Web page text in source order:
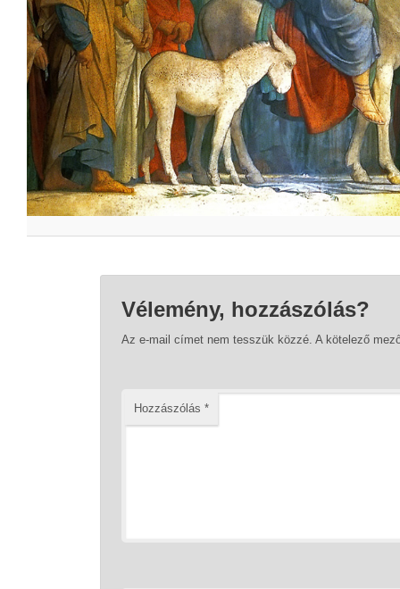
Vélemény, hozzászólás?
Az e-mail címet nem tesszük közzé. A kötelező
Hozzászólás *